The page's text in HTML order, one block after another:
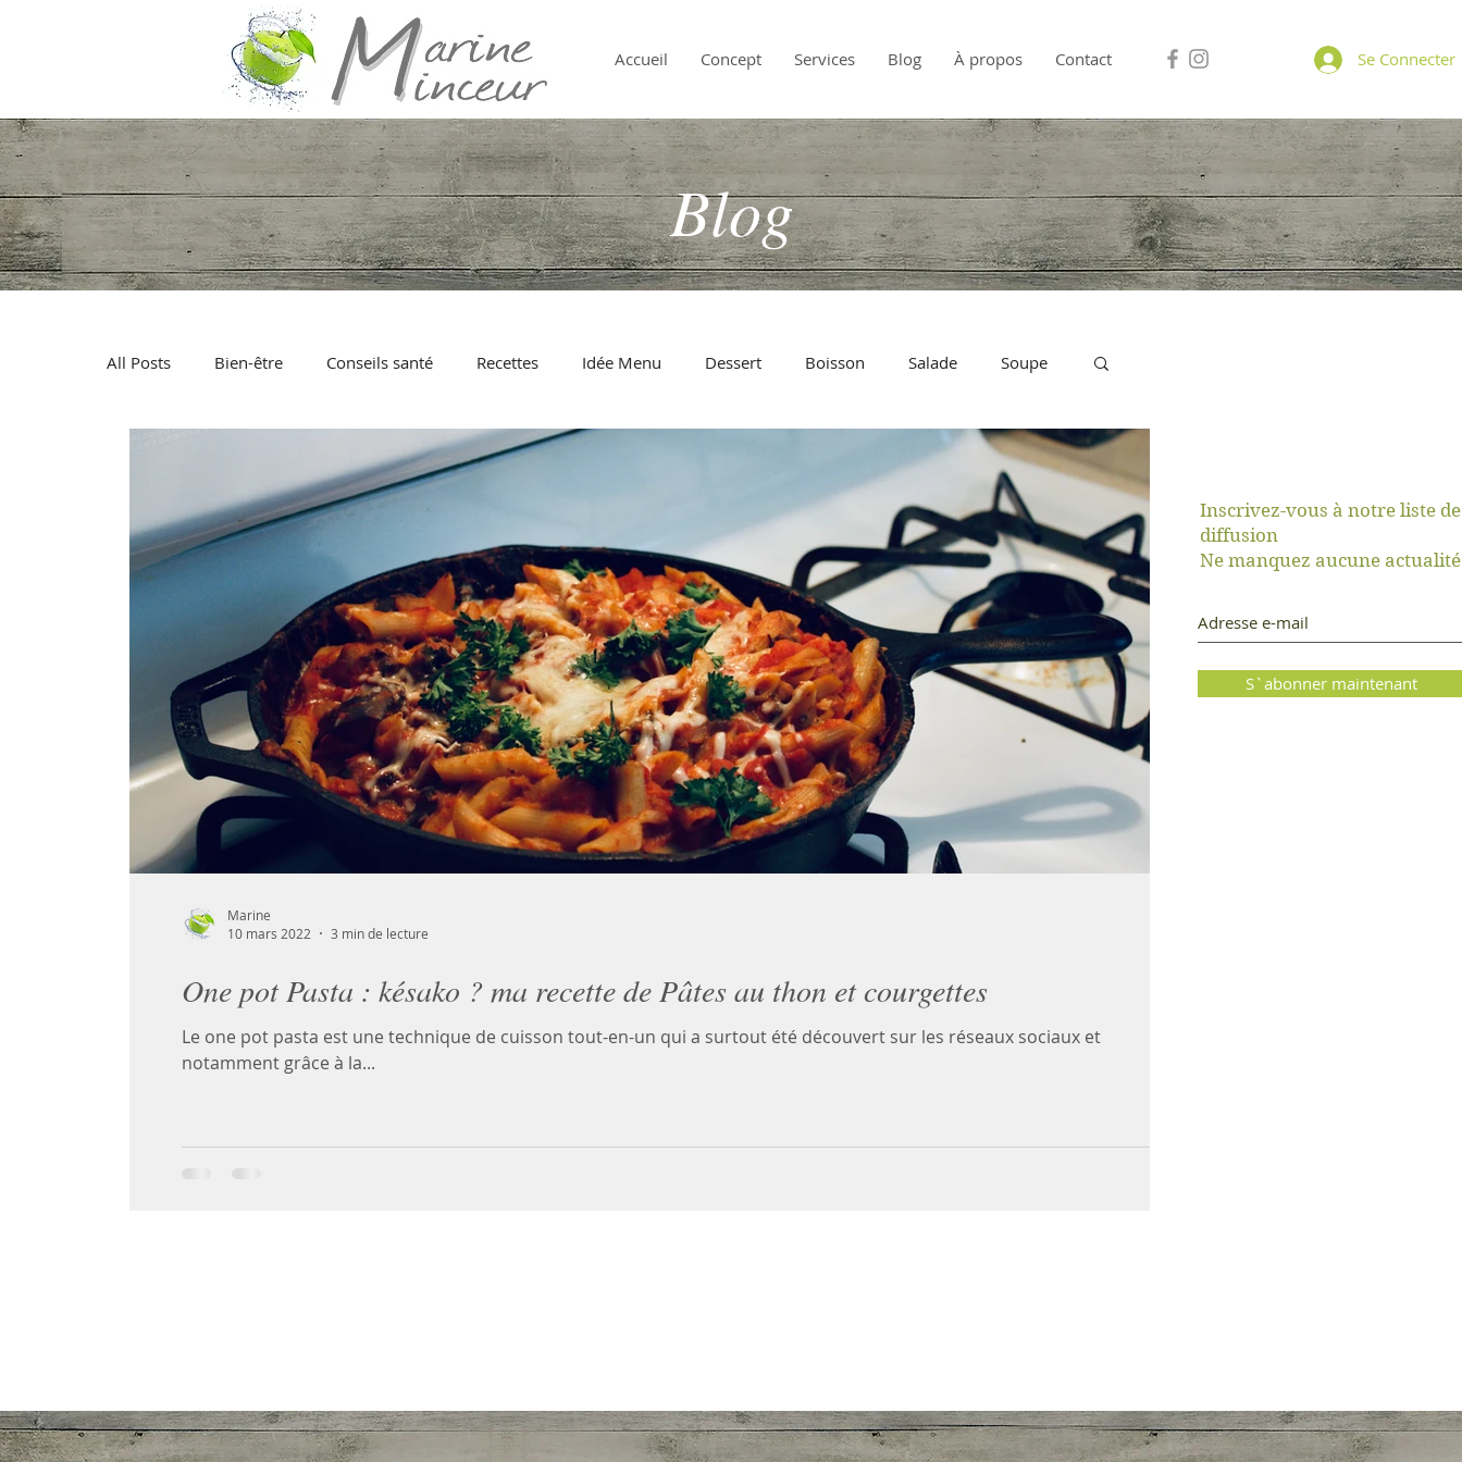
Accueil Concept Services Blog À propos Contact Se Connecter
Blog
All Posts Bien-être Conseils santé Recettes Idée Menu Dessert Boisson Salade Soupe
Fruits de mer Pâtes A Partager
Fruit Eté Légumes verts Petit déjeuner
Végétarien Cuisine du monde Batch cooking Anti gaspi
One pot Pasta : késako ? ma recette de Pâtes au thon et courgettes
Le one pot pasta est une technique de cuisson tout-en-un qui a surtout été découvert sur les réseaux sociaux et
notamment grâce à la...
Marine
10 mars 2022
3 min de lecture
Inscrivez-vous à notre liste de
diffusion
Ne manquez aucune actualité
S`abonner maintenant